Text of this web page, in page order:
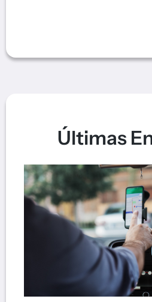
Últimas